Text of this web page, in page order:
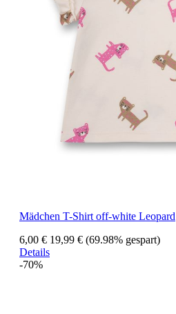
Mädchen T-Shirt off-white Leopard
6,00 € 19,99 € (69.98% gespart)
Details
-70%